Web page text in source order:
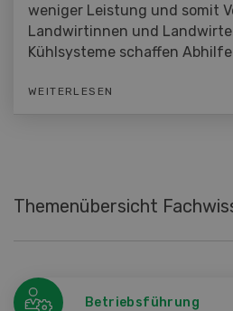
weniger Leistung und somit
Landwirtinnen und
Kühlsysteme schaffen Abhilfe
WEITERLESEN
Themenübersicht
Betriebsführung